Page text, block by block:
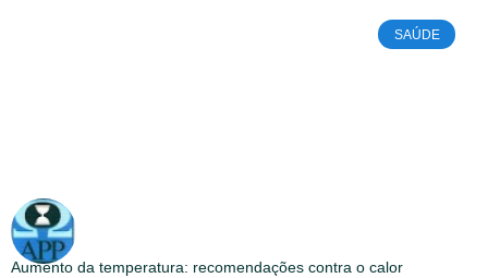
SAÚDE
Aumento da temperatura: recomendações contra o calor